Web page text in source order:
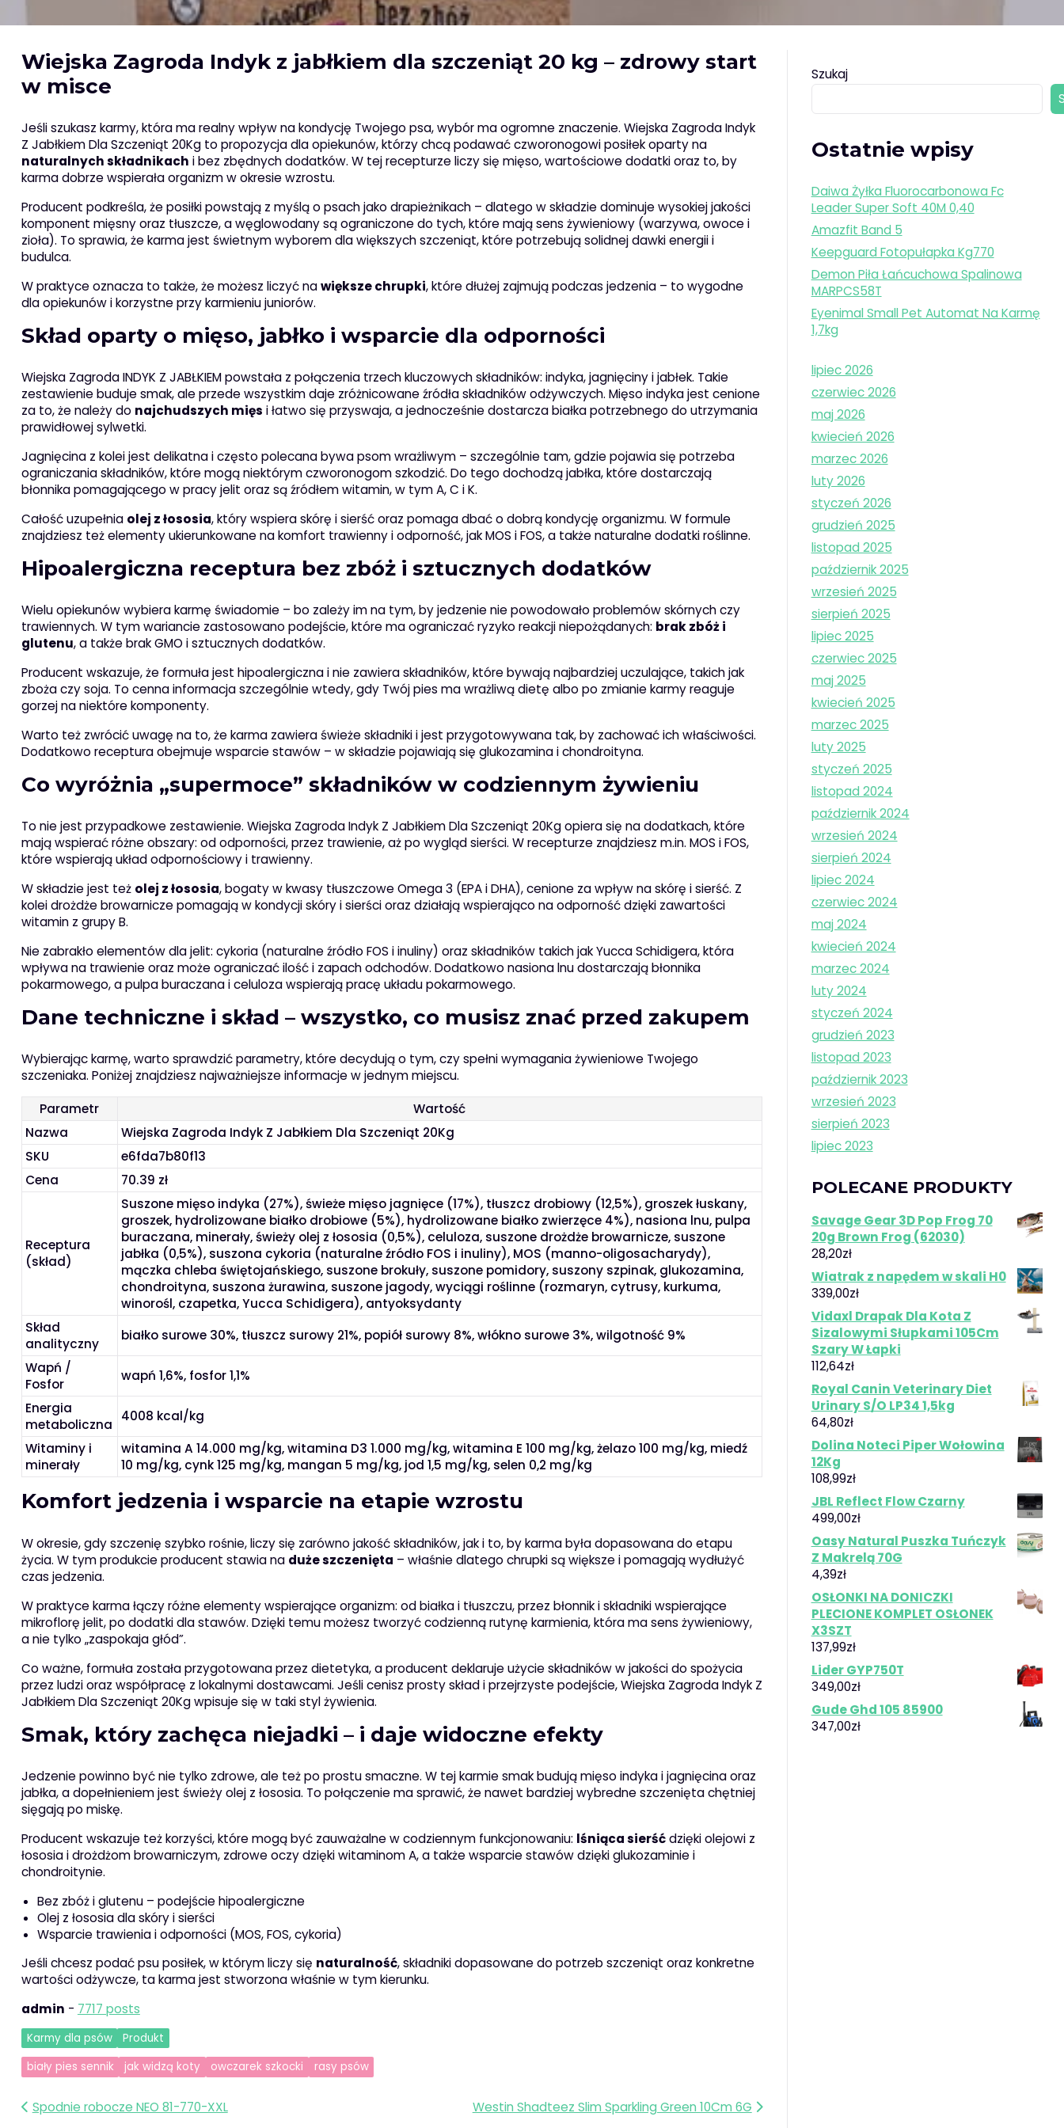
Wiejska Zagroda Indyk z jabłkiem dla szczeniąt 20 kg – zdrowy start
w misce
Jeśli szukasz karmy, która ma realny wpływ na kondycję Twojego psa, wybór ma ogromne znaczenie. Wiejska Zagroda Indyk
Z Jabłkiem Dla Szczeniąt 20Kg to propozycja dla opiekunów, którzy chcą podawać czworonogowi posiłek oparty na
naturalnych składnikach i bez zbędnych dodatków. W tej recepturze liczy się mięso, wartościowe dodatki oraz to, by
karma dobrze wspierała organizm w okresie wzrostu.
Producent podkreśla, że posiłki powstają z myślą o psach jako drapieżnikach – dlatego w składzie dominuje wysokiej jakości
komponent mięsny oraz tłuszcze, a węglowodany są ograniczone do tych, które mają sens żywieniowy (warzywa, owoce i
zioła). To sprawia, że karma jest świetnym wyborem dla większych szczeniąt, które potrzebują solidnej dawki energii i
budulca.
W praktyce oznacza to także, że możesz liczyć nawiększe chrupki, które dłużej zajmują podczas jedzenia – to wygodne
dla opiekunów i korzystne przy karmieniu juniorów.
Skład oparty o mięso, jabłko i wsparcie dla odporności
Wiejska Zagroda INDYK Z JABŁKIEM powstała z połączenia trzech kluczowych składników: indyka, jagnięciny i jabłek. Takie
zestawienie buduje smak, ale przede wszystkim daje zróżnicowane źródła składników odżywczych. Mięso indyka jest cenione
za to, że należy do najchudszych mięs i łatwo się przyswaja, a jednocześnie dostarcza białka potrzebnego do utrzymania
prawidłowej sylwetki.
Jagnięcina z kolei jest delikatna i często polecana bywa psom wrażliwym – szczególnie tam, gdzie pojawia się potrzeba
ograniczania składników, które mogą niektórym czworonogom szkodzić. Do tego dochodzą jabłka, które dostarczają
błonnika pomagającego w pracy jelit oraz są źródłem witamin, w tym A, C i K.
Całość uzupełnia olej z łososia, który wspiera skórę i sierść oraz pomaga dbać o dobrą kondycję organizmu. W formule
znajdziesz też elementy ukierunkowane na komfort trawienny i odporność, jak MOS i FOS, a także naturalne dodatki roślinne.
Hipoalergiczna receptura bez zbóż i sztucznych dodatków
Wielu opiekunów wybiera karmę świadomie – bo zależy im na tym, by jedzenie nie powodowało problemów skórnych czy
trawiennych. W tym wariancie zastosowano podejście, które ma ograniczać ryzyko reakcji niepożądanych: brak zbóż i
glutenu, a także brak GMO i sztucznych dodatków.
Producent wskazuje, że formuła jest hipoalergiczna i nie zawiera składników, które bywają najbardziej uczulające, takich jak
zboża czy soja. To cenna informacja szczególnie wtedy, gdy Twój pies ma wrażliwą dietę albo po zmianie karmy reaguje
gorzej na niektóre komponenty.
Warto też zwrócić uwagę na to, że karma zawiera świeże składniki i jest przygotowywana tak, by zachować ich właściwości.
Dodatkowo receptura obejmuje wsparcie stawów – w składzie pojawiają się glukozamina i chondroityna.
Co wyróżnia „supermoce” składników w codziennym żywieniu
To nie jest przypadkowe zestawienie. Wiejska Zagroda Indyk Z Jabłkiem Dla Szczeniąt 20Kg opiera się na dodatkach, które
mają wspierać różne obszary: od odporności, przez trawienie, aż po wygląd sierści. W recepturze znajdziesz m.in. MOS i FOS,
które wspierają układ odpornościowy i trawienny.
W składzie jest też olej z łososia, bogaty w kwasy tłuszczowe Omega 3 (EPA i DHA), cenione za wpływ na skórę i sierść. Z
kolei drożdże browarnicze pomagają w kondycji skóry i sierści oraz działają wspierająco na odporność dzięki zawartości
witamin z grupy B.
Nie zabrakło elementów dla jelit: cykoria (naturalne źródło FOS i inuliny) oraz składników takich jak Yucca Schidigera, która
wpływa na trawienie oraz może ograniczać ilość i zapach odchodów. Dodatkowo nasiona lnu dostarczają błonnika
pokarmowego, a pulpa buraczana i celuloza wspierają pracę układu pokarmowego.
Dane techniczne i skład – wszystko, co musisz znać przed zakupem
Wybierając karmę, warto sprawdzić parametry, które decydują o tym, czy spełni wymagania żywieniowe Twojego
szczeniaka. Poniżej znajdziesz najważniejsze informacje w jednym miejscu.
Parametr
Wartość
Nazwa
Wiejska Zagroda Indyk Z Jabłkiem Dla Szczeniąt 20Kg
SKU
e6fda7b80f13
Cena
70.39 zł
Receptura
(skład)
Suszone mięso indyka (27%), świeże mięso jagnięce (17%), tłuszcz drobiowy (12,5%), groszek łuskany,
groszek, hydrolizowane białko drobiowe (5%), hydrolizowane białko zwierzęce 4%), nasiona lnu, pulpa
buraczana, minerały, świeży olej z łososia (0,5%), celuloza, suszone drożdże browarnicze, suszone
jabłka (0,5%), suszona cykoria (naturalne źródło FOS i inuliny), MOS (manno-oligosacharydy),
mączka chleba świętojańskiego, suszone brokuły, suszone pomidory, suszony szpinak, glukozamina,
chondroityna, suszona żurawina, suszone jagody, wyciągi roślinne (rozmaryn, cytrusy, kurkuma,
winorośl, czapetka, Yucca Schidigera), antyoksydanty
Skład
analityczny
białko surowe 30%, tłuszcz surowy 21%, popiół surowy 8%, włókno surowe 3%, wilgotność 9%
Wapń /
Fosfor
wapń 1,6%, fosfor 1,1%
Energia
metaboliczna
4008 kcal/kg
Witaminy i
minerały
witamina A 14.000 mg/kg, witamina D3 1.000 mg/kg, witamina E 100 mg/kg, żelazo 100 mg/kg, miedź
10 mg/kg, cynk 125 mg/kg, mangan 5 mg/kg, jod 1,5 mg/kg, selen 0,2 mg/kg
Komfort jedzenia i wsparcie na etapie wzrostu
W okresie, gdy szczenię szybko rośnie, liczy się zarówno jakość składników, jak i to, by karma była dopasowana do etapu
życia. W tym produkcie producent stawia na duże szczenięta – właśnie dlatego chrupki są większe i pomagają wydłużyć
czas jedzenia.
W praktyce karma łączy różne elementy wspierające organizm: od białka i tłuszczu, przez błonnik i składniki wspierające
mikroflorę jelit, po dodatki dla stawów. Dzięki temu możesz tworzyć codzienną rutynę karmienia, która ma sens żywieniowy,
a nie tylko „zaspokaja głód”.
Co ważne, formuła została przygotowana przez dietetyka, a producent deklaruje użycie składników w jakości do spożycia
przez ludzi oraz współpracę z lokalnymi dostawcami. Jeśli cenisz prosty skład i przejrzyste podejście, Wiejska Zagroda Indyk Z
Jabłkiem Dla Szczeniąt 20Kg wpisuje się w taki styl żywienia.
Smak, który zachęca niejadki – i daje widoczne efekty
Jedzenie powinno być nie tylko zdrowe, ale też po prostu smaczne. W tej karmie smak budują mięso indyka i jagnięcina oraz
jabłka, a dopełnieniem jest świeży olej z łososia. To połączenie ma sprawić, że nawet bardziej wybredne szczenięta chętniej
sięgają po miskę.
Producent wskazuje też korzyści, które mogą być zauważalne w codziennym funkcjonowaniu: lśniąca sierśćdzięki olejowi z
łososia i drożdżom browarniczym, zdrowe oczy dzięki witaminom A, a także wsparcie stawów dzięki glukozaminie i
chondroitynie.
Bez zbóż i glutenu – podejście hipoalergiczne
Olej z łososia dla skóry i sierści
Wsparcie trawienia i odporności (MOS, FOS, cykoria)
Jeśli chcesz podać psu posiłek, w którym liczy się naturalność, składniki dopasowane do potrzeb szczeniąt oraz konkretne
wartości odżywcze, ta karma jest stworzona właśnie w tym kierunku.
admin - 7717 posts
Karmy dla psów
Produkt
biały pies sennik
jak widzą koty owczarek szkocki rasy psów
Nawigacja
Spodnie robocze NEO 81-770-XXL Westin Shadteez Slim Sparkling Green 10Cm 6G
Szukaj
Ostatnie wpisy
Daiwa Żyłka Fluorocarbonowa Fc
Leader Super Soft 40M 0,40
Amazfit Band 5
Keepguard Fotopułapka Kg770
Demon Piła Łańcuchowa Spalinowa
MARPCS58T
Eyenimal Small Pet Automat Na Karmę
1,7kg
lipiec 2026
czerwiec 2026
maj 2026
kwiecień 2026
marzec 2026
luty 2026
styczeń 2026
grudzień 2025
listopad 2025
październik 2025
wrzesień 2025
sierpień 2025
lipiec 2025
czerwiec 2025
maj 2025
kwiecień 2025
marzec 2025
luty 2025
styczeń 2025
listopad 2024
październik 2024
wrzesień 2024
sierpień 2024
lipiec 2024
czerwiec 2024
maj 2024
kwiecień 2024
marzec 2024
luty 2024
styczeń 2024
grudzień 2023
listopad 2023
październik 2023
wrzesień 2023
sierpień 2023
lipiec 2023
POLECANE PRODUKTY
Savage Gear 3D Pop Frog 70
20g Brown Frog (62030)
28,20zł
Wiatrak z napędem w skali H0
339,00zł
Vidaxl Drapak Dla Kota Z
Sizalowymi Słupkami 105Cm
Szary W Łapki
112,64zł
Royal Canin Veterinary Diet
Urinary S/O LP34 1,5kg
64,80zł
Dolina Noteci Piper Wołowina
12Kg
108,99zł
JBL Reflect Flow Czarny
499,00zł
Oasy Natural Puszka Tuńczyk
Z Makrelą 70G
4,39zł
OSŁONKI NA DONICZKI
PLECIONE KOMPLET OSŁONEK
X3SZT
137,99zł
Lider GYP750T
349,00zł
Gude Ghd 105 85900
347,00zł